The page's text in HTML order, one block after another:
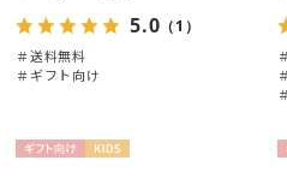
5.0 （1）
＃送料無料
＃ギフト向け